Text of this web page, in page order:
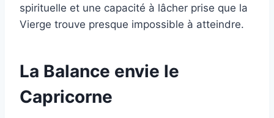
spirituelle et une capacité à lâcher prise que la
Vierge trouve presque impossible à atteindre.
La Balance envie le
Capricorne